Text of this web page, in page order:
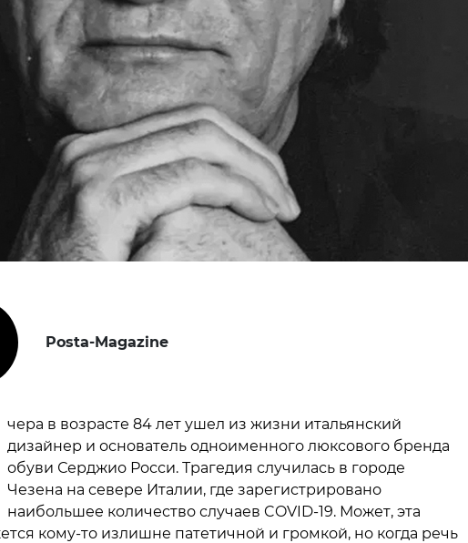
Posta-Magazine
чера в возрасте 84 лет ушел из жизни итальянский
дизайнер и основатель одноименного люксового бренда
обуви Серджио Росси. Трагедия случилась в городе
Чезена на севере Италии, где зарегистрировано
наибольшее количество случаев COVID-19. Может, эта
кому-то излишне патетичной и громкой, но когда речь